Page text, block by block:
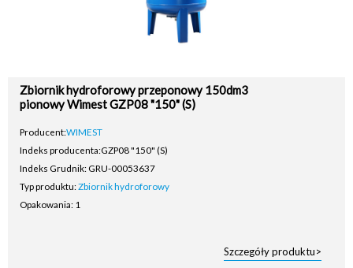
Zbiornik hydroforowy przeponowy 150dm3
pionowy Wimest GZP08 "150" (S)
Producent:WIMEST
Indeks producenta:GZP08 "150" (S)
Indeks Grudnik: GRU-00053637
Typ produktu:Zbiornik hydroforowy
Opakowania: 1
Szczegóły produktu>